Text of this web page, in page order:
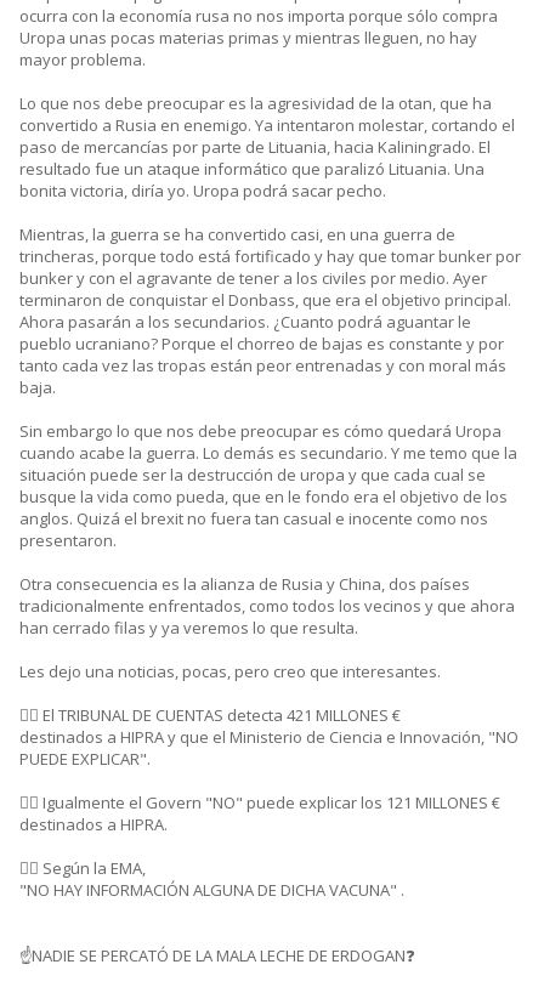
ocurra con la economía rusa no nos importa porque sólo compra
Uropa unas pocas materias primas y mientras lleguen, no hay
mayor problema.
Lo que nos debe preocupar es la agresividad de la otan, que ha
convertido a Rusia en enemigo. Ya intentaron molestar, cortando el
paso de mercancías por parte de Lituania, hacia Kaliningrado. El
resultado fue un ataque informático que paralizó Lituania. Una
bonita victoria, diría yo. Uropa podrá sacar pecho.
Mientras, la guerra se ha convertido casi, en una guerra de
trincheras, porque todo está fortificado y hay que tomar bunker por
bunker y con el agravante de tener a los civiles por medio. Ayer
terminaron de conquistar el Donbass, que era el objetivo principal.
Ahora pasarán a los secundarios. ¿Cuanto podrá aguantar le
pueblo ucraniano? Porque el chorreo de bajas es constante y por
tanto cada vez las tropas están peor entrenadas y con moral más
baja.
Sin embargo lo que nos debe preocupar es cómo quedará Uropa
cuando acabe la guerra. Lo demás es secundario. Y me temo que la
situación puede ser la destrucción de uropa y que cada cual se
busque la vida como pueda, que en le fondo era el objetivo de los
anglos. Quizá el brexit no fuera tan casual e inocente como nos
presentaron.
Otra consecuencia es la alianza de Rusia y China, dos países
tradicionalmente enfrentados, como todos los vecinos y que ahora
han cerrado filas y ya veremos lo que resulta.
Les dejo una noticias, pocas, pero creo que interesantes.
👉🏼 El TRIBUNAL DE CUENTAS detecta 421 MILLONES €
destinados a HIPRA y que el Ministerio de Ciencia e Innovación, "NO
PUEDE EXPLICAR".
👉🏼 Igualmente el Govern "NO" puede explicar los 121 MILLONES €
destinados a HIPRA.
👉🏼 Según la EMA,
"NO HAY INFORMACIÓN ALGUNA DE DICHA VACUNA" .
☝️NADIE SE PERCATÓ DE LA MALA LECHE DE ERDOGAN❓